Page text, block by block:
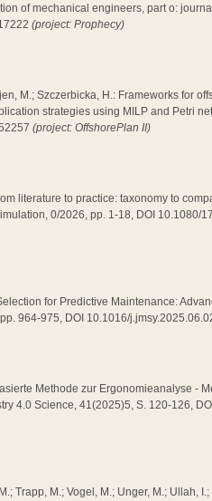
of mechanical engineers, part o:
(project: Prophecy)
M.; Szczerbicka, H.: Frameworks for
strategies using MILP and Petri
(project: OffshorePlan II)
literature to practice: taxonomy to
0/2026, pp. 1-18, DOI 10.1080/
for Predictive Maintenance:
964-975, DOI 10.1016/
Methode zur Ergonomieanalyse -
4.0 Science, 41(2025)5, S. 120-126,
Trapp, M.; Vogel, M.; Unger, M.; Ullah,